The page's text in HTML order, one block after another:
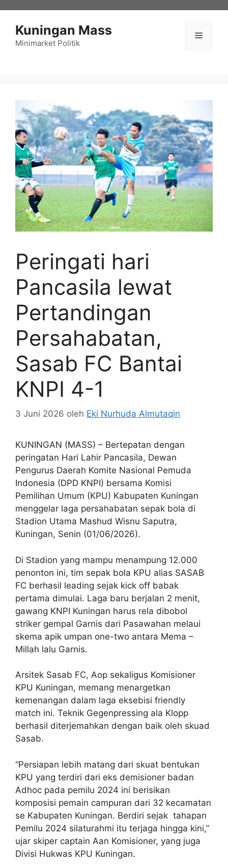
Kuningan Mass
Minimarket Politik
Menu
Peringati hari
Pancasila lewat
Pertandingan
Persahabatan,
Sasab FC Bantai
KNPI 4-1
3 Juni 2026 oleh Eki Nurhuda Almutaqin
KUNINGAN (MASS) – Bertepatan dengan
peringatan Hari Lahir Pancasila, Dewan
Pengurus Daerah Komite Nasional Pemuda
Indonesia (DPD KNPI) bersama Komisi
Pemilihan Umum (KPU) Kabupaten Kuningan
menggelar laga persahabatan sepak bola di
Stadion Utama Mashud Wisnu Saputra,
Kuningan, Senin (01/06/2026).
Di Stadion yang mampu menampung 12.000
penonton ini, tim sepak bola KPU alias SASAB
FC berhasil leading sejak kick off babak
pertama dimulai. Laga baru berjalan 2 menit,
gawang KNPI Kuningan harus rela dibobol
striker gempal Garnis dari Pasawahan melaui
skema apik umpan one-two antara Mema –
Millah lalu Garnis.
Arsitek Sasab FC, Aop sekaligus Komisioner
KPU Kuningan, memang menargetkan
kemenangan dalam laga eksebisi friendly
match ini. Teknik Gegenpressing ala Klopp
berhasil diterjemahkan dengan baik oleh skuad
Sasab.
“Persiapan lebih matang dari skuat bentukan
KPU yang terdiri dari eks demisioner badan
Adhoc pada pemilu 2024 ini berisikan
komposisi pemain campuran dari 32 kecamatan
se Kabupaten Kuningan. Berdiri sejak tahapan
Pemilu 2024 silaturahmi itu terjaga hingga kini,”
ujar skiper captain Aan Komisioner, yang juga
Divisi Hukwas KPU Kuningan.